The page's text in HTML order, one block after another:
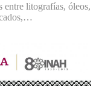
entre litografías, óleos,